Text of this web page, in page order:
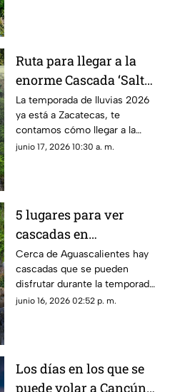
Ruta para llegar a la
enorme Cascada ‘Salto
Las Lajas’ en Zacatecas
en temporada de
lluvias 2026
La temporada de lluvias 2026
ya está a Zacatecas, te
contamos cómo llegar a la
Cascada ‘Salto Las Lajas’ en
junio 17, 2026 10:30 a. m.
5 lugares para ver
cascadas en
Aguascalientes durante
la temporada de lluvias
2026
Cerca de Aguascalientes hay
cascadas que se pueden
disfrutar durante la temporada
de lluvia 2026; te dejamos
junio 16, 2026 02:52 p. m.
Los días en los que se
puede volar a Cancún